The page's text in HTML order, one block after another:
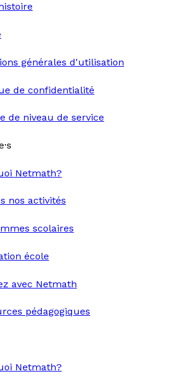
générales d'utilisation
de confidentialité
de niveau de service
Netmath?
nos activités
scolaires
école
avec Netmath
pédagogiques
Netmath?